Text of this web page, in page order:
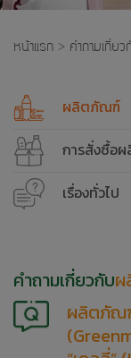
หน้าแรก > คำถามเกี่
คำถามเกี่ยวกับ
ผลิตภัณฑ์
ผลิตภัณฑ์
การสั่งซื้อ
เรื่องทั่วไป